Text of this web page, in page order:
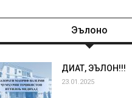
Эълонҳо
ДИҚҚАТ, ЭЪЛОН!!!
23.01.2025